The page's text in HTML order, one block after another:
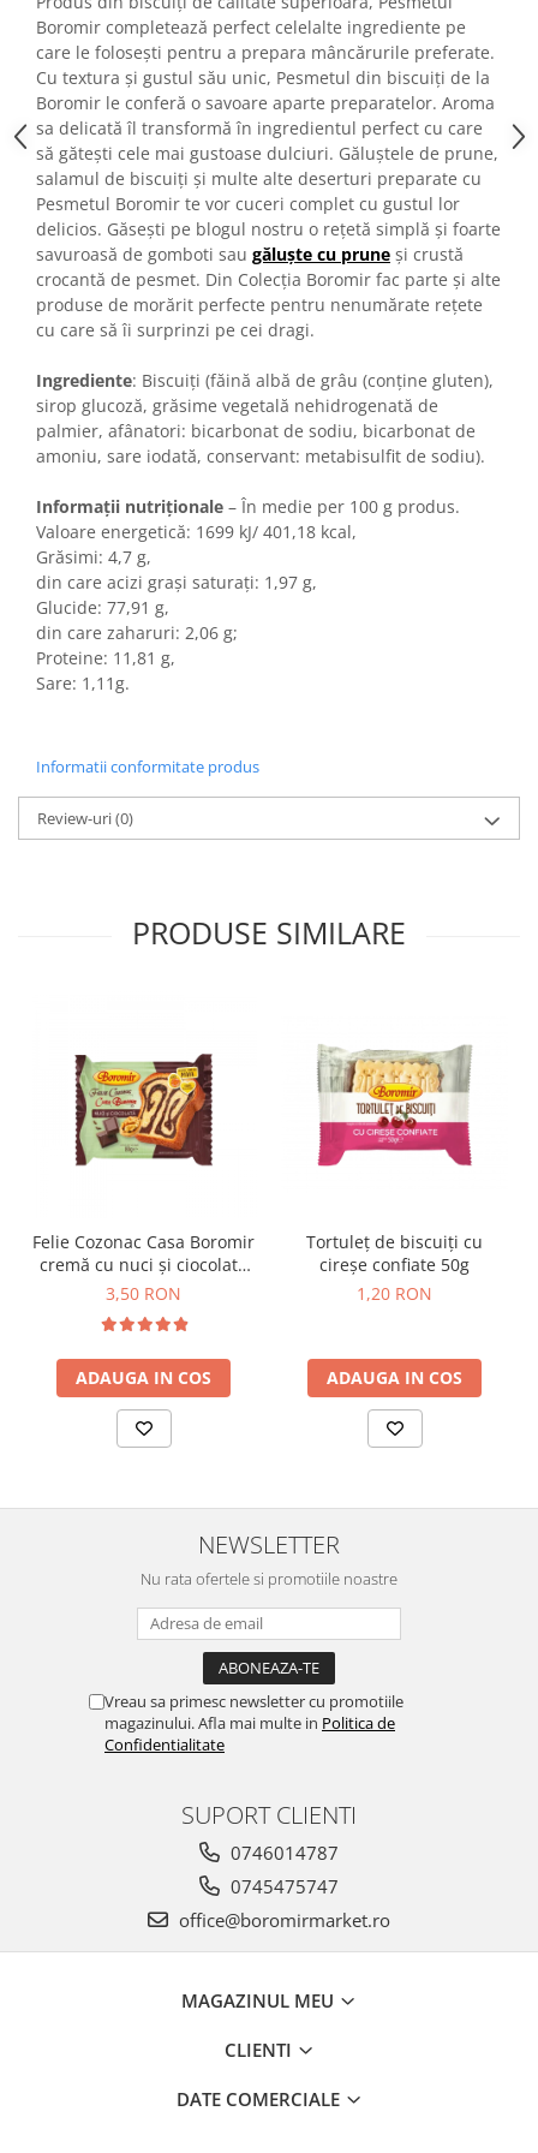
Turta dulce
Turta dulce cu nuci
Turta dulce de Sibiu
Turta dulce cu miere
Croissant
Croissant Duofino
Croissant cu maia
Cornulete
Boromele
Cornulete fragede
Pasca
Pasca Fresh
Cereale
Paine
Chifle
Colaci festivi
Snack-uri sărate
Covrigi cu ulei de masline
Covrigi de Buzau
Grisine
Faina
Arpacas si pesmet
Malai
Panificatie congelata
Patiserie congelata
Horeca
Faina Profesionala
Fursecuri vrac
Pachete Cadou
Cozonac Wine Collection
Vinuri Casa Isarescu
Accesorii Boromir
Dulciurile Feleacul
Boromir completează perfect celelalte ingrediente pe
care le folosești pentru a prepara mâncărurile preferate.
Cu textura și gustul său unic, Pesmetul din biscuiți de la
Boromir le conferă o savoare aparte preparatelor. Aroma
sa delicată îl transformă în ingredientul perfect cu care
să gătești cele mai gustoase dulciuri. Găluștele de prune,
salamul de biscuiți și multe alte deserturi preparate cu
Pesmetul Boromir te vor cuceri complet cu gustul lor
delicios. Găsești pe blogul nostru o rețetă simplă și foarte
savuroasă de gomboti sau găluște cu prune și crustă
crocantă de pesmet. Din Colecția Boromir fac parte și alte
produse de morărit perfecte pentru nenumărate rețete
cu care să îi surprinzi pe cei dragi.
Ingrediente: Biscuiți (făină albă de grâu (conține gluten),
sirop glucoză, grăsime vegetală nehidrogenată de
palmier, afânatori: bicarbonat de sodiu, bicarbonat de
amoniu, sare iodată, conservant: metabisulfit de sodiu).
Informații nutriționale – În medie per 100 g produs.
Valoare energetică: 1699 kJ/ 401,18 kcal,
Grăsimi: 4,7 g,
din care acizi grași saturați: 1,97 g,
Glucide: 77,91 g,
din care zaharuri: 2,06 g;
Proteine: 11,81 g,
Sare: 1,11g.
Informatii conformitate produs
Review-uri(0)
PRODUSE SIMILARE
Felie Cozonac Casa Boromir
cremă cu nuci și ciocolată
80g
3,50 RON
ADAUGA IN COS
Tortuleț de biscuiți cu
cireșe confiate 50g
1,20 RON
ADAUGA IN COS
NEWSLETTER
Nu rata ofertele si promotiile noastre
Vreau sa primesc newsletter cu promotiile
magazinului. Afla mai multe in Politica de
Confidentialitate
SUPORT CLIENTI
0746014787
0745475747
office@boromirmarket.ro
MAGAZINUL MEU
CLIENTI
DATE COMERCIALE